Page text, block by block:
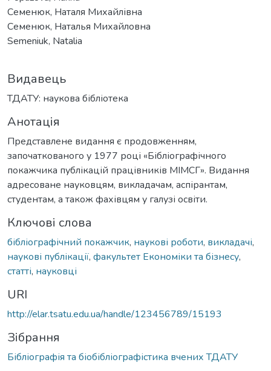
Семенюк, Наталя Михайлівна
Семенюк, Наталья Михайловна
Semeniuk, Natalia
Видавець
ТДАТУ: наукова бібліотека
Анотація
Представлене видання є продовженням,
започаткованого у 1977 році «Бібліографічного
покажчика публікацій працівників МІМСГ». Видання
адресоване науковцям, викладачам, аспірантам,
студентам, а також фахівцям у галузі освіти.
Ключові слова
бібліографічний покажчик, наукові роботи, викладачі,
наукові публікації, факультет Економіки та бізнесу,
статті, науковці
URI
http://elar.tsatu.edu.ua/handle/123456789/15193
Зібрання
Бібліографія та біобібліографістика вчених ТДАТУ